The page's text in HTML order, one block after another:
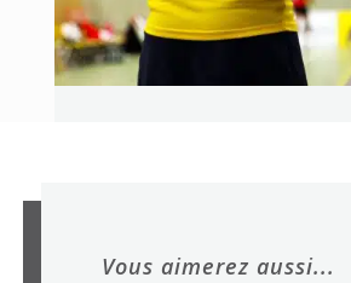
Vous aimerez aussi...